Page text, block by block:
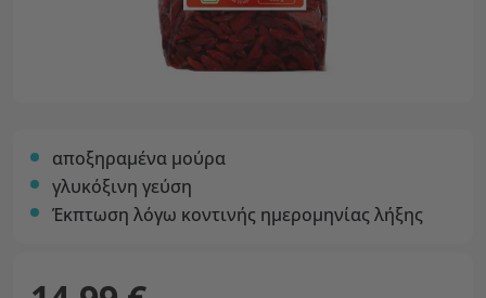
αποξηραμένα μούρα
γλυκόξινη γεύση
Έκπτωση λόγω κοντινής ημερομηνίας λήξης